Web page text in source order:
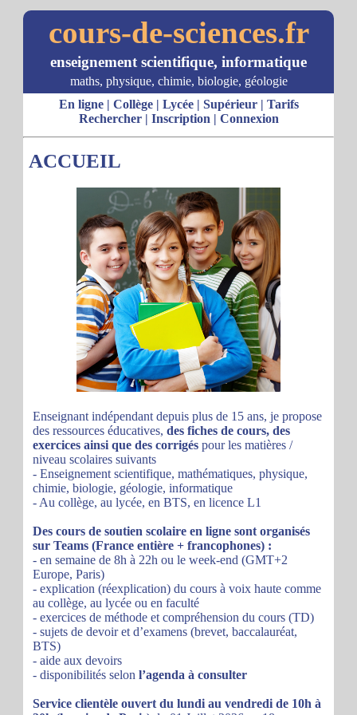
cours-de-sciences.fr
enseignement scientifique, informatique
maths, physique, chimie, biologie, géologie
En ligne| Collège| Lycée| Supérieur| Tarifs
Rechercher| Inscription | Connexion
ACCUEIL
Enseignant indépendant depuis plus de 15 ans, je propose
des ressources éducatives, des fiches de cours, des
exercices ainsi que des corrigés pour les matières /
niveau scolaires suivants
- Enseignement scientifique, mathématiques, physique,
chimie, biologie, géologie, informatique
- Au collège, au lycée, en BTS, en licence L1
Des cours de soutien scolaire en ligne sont organisés
sur Teams (France entière + francophones) :
- en semaine de 8h à 22h ou le week-end (GMT+2
Europe, Paris)
- explication (réexplication) du cours à voix haute comme
au collège, au lycée ou en faculté
- exercices de méthode et compréhension du cours (TD)
- sujets de devoir et d’examens (brevet, baccalauréat,
BTS)
- aide aux devoirs
- disponibilités selon l’agenda à consulter
Service clientèle ouvert du lundi au vendredi de 10h à